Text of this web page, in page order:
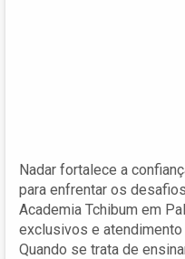
Nadar fortalece a
para enfrentar os
Academia Tchibum em
exclusivos e
Quando se trata de